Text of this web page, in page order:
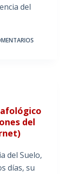
del
del
del Suelo,
días, su